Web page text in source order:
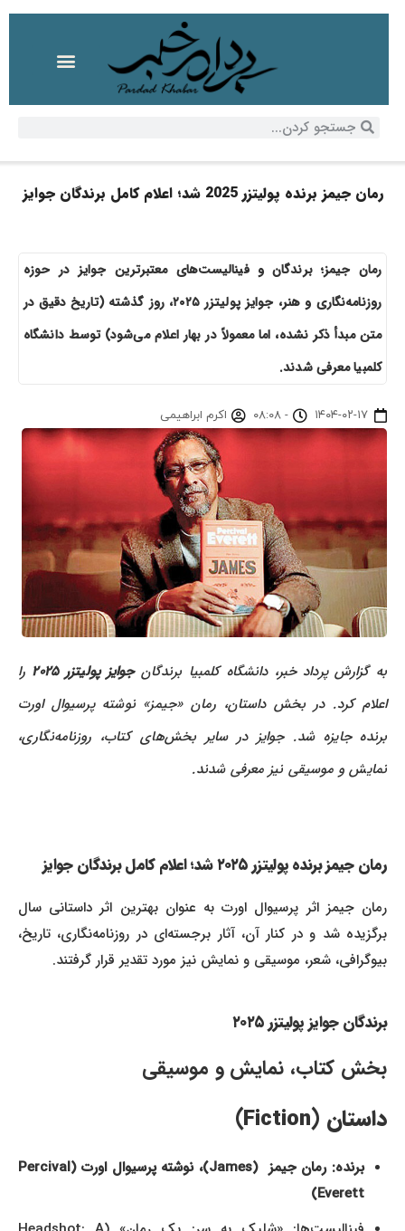
رمان جیمز برنده پولیتزر 2025 شد؛ اعلام کامل برندگان جوایز
رمان جیمز؛ برندگان و فینالیست‌های معتبرترین جوایز در حوزه
روزنامه‌نگاری و هنر، جوایز پولیتزر ۲۰۲۵، روز گذشته (تاریخ دقیق در
متن مبدأ ذکر نشده، اما معمولاً در بهار اعلام می‌شود) توسط دانشگاه
کلمبیا معرفی شدند.
۱۴۰۴-۰۲-۱۷ - ۰۸:۰۸ اکرم ابراهیمی
به گزارش پرداد خبر، دانشگاه کلمبیا برندگانجوایز پولیتزر ۲۰۲۵
را
اعلام کرد. در بخش داستان، رمان «جیمز» نوشته پرسیوال اورت
برنده جایزه شد. جوایز در سایر بخش‌های کتاب، روزنامه‌نگاری،
نمایش و موسیقی نیز معرفی شدند.
رمان جیمز برنده پولیتزر ۲۰۲۵ شد؛ اعلام کامل برندگان جوایز
رمان جیمز اثر پرسیوال اورت به عنوان بهترین اثر داستانی سال
برگزیده شد و در کنار آن، آثار برجسته‌ای در روزنامه‌نگاری، تاریخ،
بیوگرافی، شعر، موسیقی و نمایش نیز مورد تقدیر قرار گرفتند.
برندگان جوایز پولیتزر ۲۰۲۵
بخش کتاب، نمایش و موسیقی
داستان (Fiction)
برنده: رمان جیمز (James)، نوشته پرسیوال اورت (Percival
Everett)